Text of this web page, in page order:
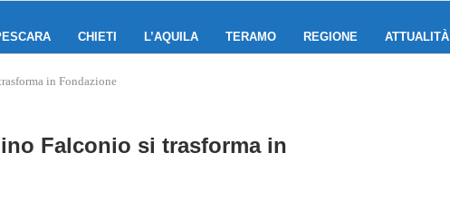
CHIETI L’AQUILA TERAMO REGIONE ATTUALITÀ
in Fondazione
Falconio si trasforma in